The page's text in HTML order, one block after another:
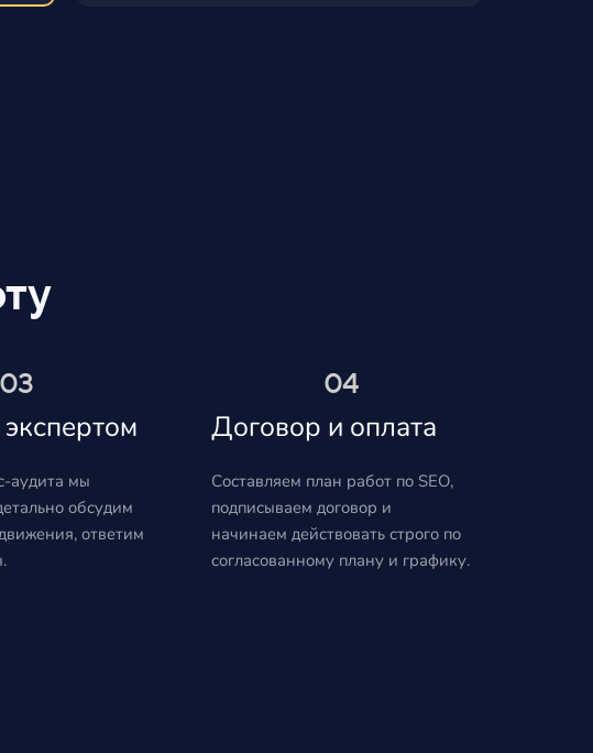
03
аудита мы
обсудим
ответим
04
Договор и оплата
Составляем план работ по SEO,
подписываем договор и
начинаем действовать строго по
согласованному плану и графику.